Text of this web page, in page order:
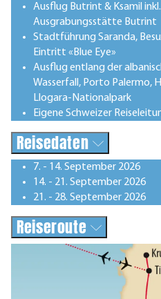
Ausflug Butrint & Ksamil
Ausgrabungsstätte Butrint
Stadtführung Saranda,
Eintritt «Blue Eye»
Ausflug entlang der
Wasserfall, Porto Palermo,
Llogara-Nationalpark
Eigene Schweizer
Reisedaten
7. - 14. September 2026
14. - 21. September 2026
21. - 28. September 2026
Reiseroute